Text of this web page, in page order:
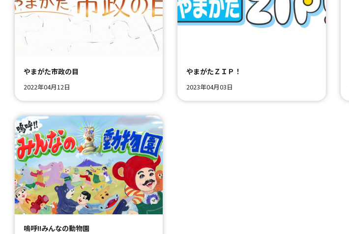
やまがた市政の目
2022年04月12日
やまがたＺＩＰ！
2023年04月03日
嗚呼!!みんなの動物園